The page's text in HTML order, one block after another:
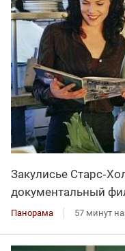
Закулисье
документальный
Панорама 57 минут